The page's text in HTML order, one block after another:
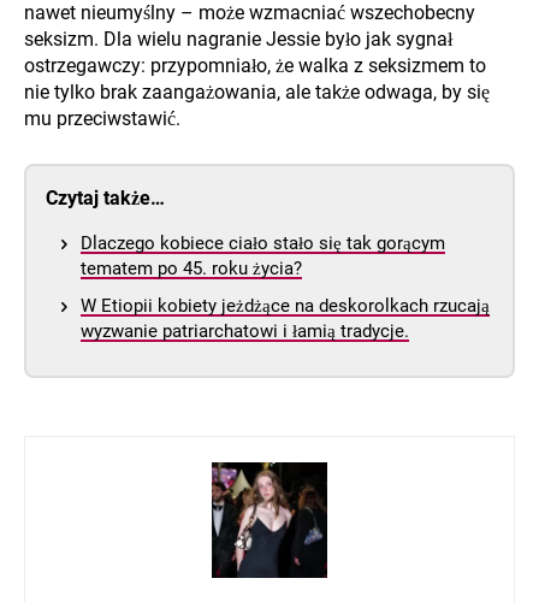
nawet nieumyślny – może wzmacniać wszechobecny
seksizm. Dla wielu nagranie Jessie było jak sygnał
ostrzegawczy: przypomniało, że walka z seksizmem to
nie tylko brak zaangażowania, ale także odwaga, by się
mu przeciwstawić.
Czytaj także…
Dlaczego kobiece ciało stało się tak gorącym
tematem po 45. roku życia?
W Etiopii kobiety jeżdżące na deskorolkach rzucają
wyzwanie patriarchatowi i łamią tradycje.